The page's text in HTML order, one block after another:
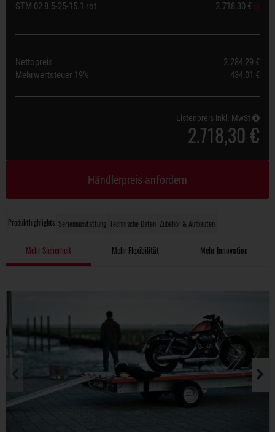
Produkthighlights Serienausstattung Technische Daten Zubehör & Aufbauten
Mehr Sicherheit Mehr Flexibilität Mehr Innovation
STM 02 8.5-25-15.1 rot 2.718,30 €
Nettopreis
2.284,29 €
Mehrwertsteuer 19% 434,01 €
Listenpreis inkl. MwSt
2.718,30 €
Händlerpreis anfordern